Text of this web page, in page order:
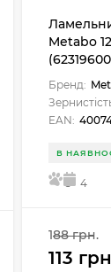
Metabo
Бренд:
EAN:
В
5 4
188 грн.
113